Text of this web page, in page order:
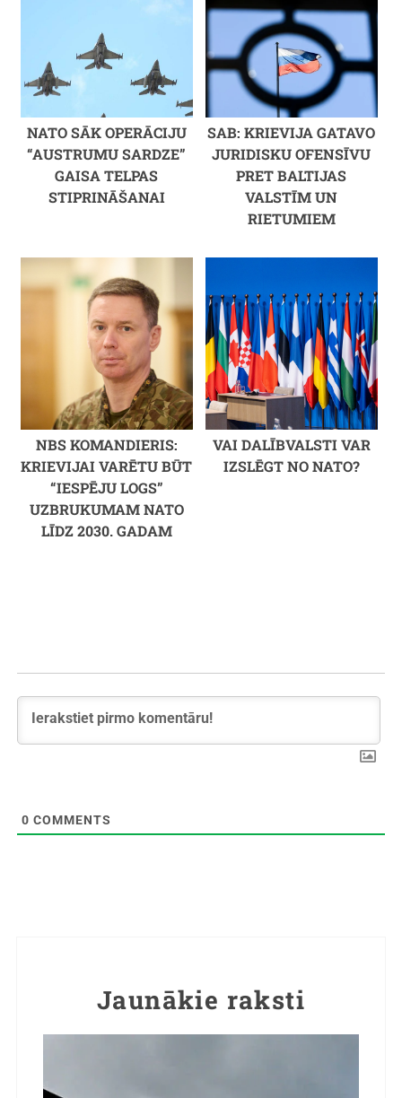
NATO SĀK OPERĀCIJU
“AUSTRUMU SARDZE”
GAISA TELPAS
STIPRINĀŠANAI
SAB: KRIEVIJA GATAVO
JURIDISKU OFENSĪVU
PRET BALTIJAS
VALSTĪM UN
RIETUMIEM
NBS KOMANDIERIS:
KRIEVIJAI VARĒTU BŪT
“IESPĒJU LOGS”
UZBRUKUMAM NATO
LĪDZ 2030. GADAM
VAI DALĪBVALSTI VAR
IZSLĒGT NO NATO?
0 COMMENTS
Jaunākie raksti